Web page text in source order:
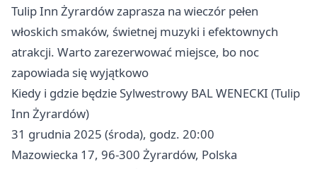
Tulip Inn Żyrardów zaprasza na wieczór pełen
włoskich smaków, świetnej muzyki i efektownych
atrakcji. Warto zarezerwować miejsce, bo noc
zapowiada się wyjątkowo
Kiedy i gdzie będzie Sylwestrowy BAL WENECKI (Tulip
Inn Żyrardów)
31 grudnia 2025 (środa), godz. 20:00
Mazowiecka 17, 96-300 Żyrardów, Polska